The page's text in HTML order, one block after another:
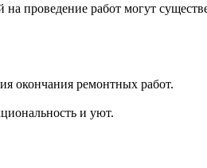
проведение работ могут
окончания ремонтных работ.
и уют.